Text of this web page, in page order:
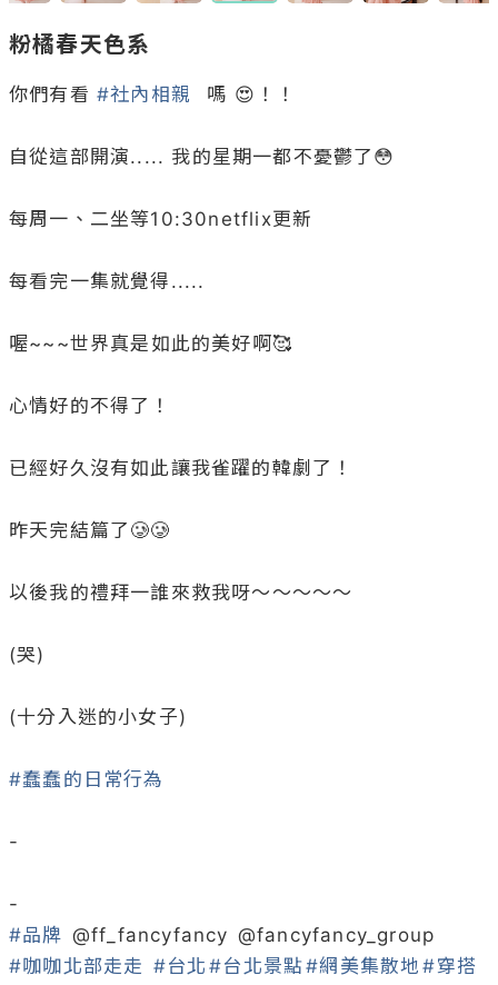
粉橘春天色系
你們有看 #社內相親
  嗎 😍！！
自從這部開演..... 我的星期一都不憂鬱了😳
每周一、二坐等10:30netflix更新
每看完一集就覺得.....
喔~~~世界真是如此的美好啊🥰
心情好的不得了！
已經好久沒有如此讓我雀躍的韓劇了！
昨天完結篇了🥲🥲
以後我的禮拜一誰來救我呀～～～～～
(哭)
(十分入迷的小女子)
#蠢蠢的日常行為
-
#品牌 @ff_fancyfancy @fancyfancy_group
#咖咖北部走走 #台北 #台北景點#網美集散地 #穿搭